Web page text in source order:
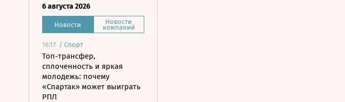
6 августа 2026
Новости Новости
компаний
16:17 / Спорт
Топ-трансфер,
сплоченность и яркая
молодежь: почему
«Спартак» может выиграть
РПЛ